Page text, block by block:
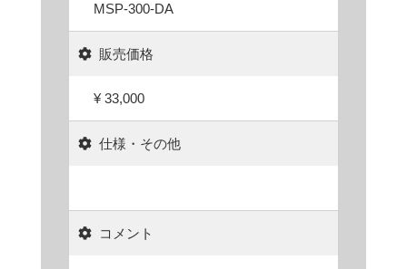
MSP-300-DA
販売価格
¥ 33,000
仕様・その他
コメント